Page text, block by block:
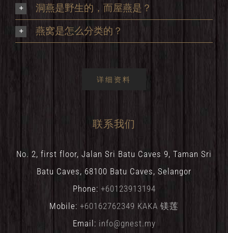
洞燕是野生的，而屋燕是？
燕窝是怎么分类的？
详细资料
联系我们
No. 2, first floor, Jalan Sri Batu Caves 9, Taman Sri
Batu Caves, 68100 Batu Caves, Selangor
Phone: +60123913194
Mobile: +60162762349 KAKA 镁莲
Email: info@gnest.my